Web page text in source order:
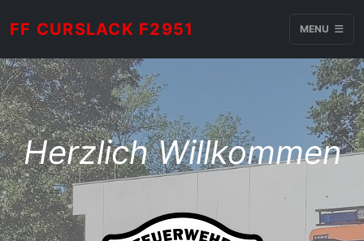
FF CURSLACK F2951 MENU
Herzlich Willkommen